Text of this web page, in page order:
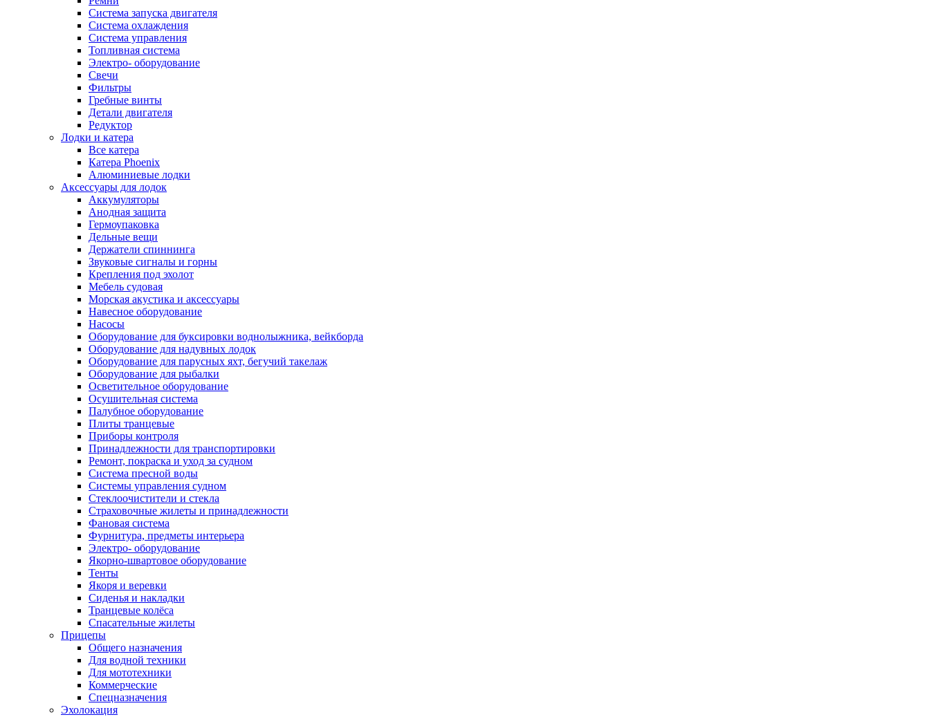
Система запуска двигателя
Система охлаждения
Система управления
Топливная система
Электро- оборудование
Свечи
Фильтры
Гребные винты
Детали двигателя
Редуктор
Лодки и катера
Все катера
Катера Phoenix
Алюминиевые лодки
Аксессуары для лодок
Аккумуляторы
Анодная защита
Гермоупаковка
Дельные вещи
Держатели спиннинга
Звуковые сигналы и горны
Крепления под эхолот
Мебель судовая
Морская акустика и аксессуары
Навесное оборудование
Насосы
Оборудование для буксировки воднолыжника, вейкборда
Оборудование для надувных лодок
Оборудование для парусных яхт, бегучий такелаж
Оборудование для рыбалки
Осветительное оборудование
Осушительная система
Палубное оборудование
Плиты транцевые
Приборы контроля
Принадлежности для транспортировки
Ремонт, покраска и уход за судном
Система пресной воды
Системы управления судном
Стеклоочистители и стекла
Страховочные жилеты и принадлежности
Фановая система
Фурнитура, предметы интерьера
Электро- оборудование
Якорно-швартовое оборудование
Тенты
Якоря и веревки
Сиденья и накладки
Транцевые колёса
Спасательные жилеты
Прицепы
Общего назначения
Для водной техники
Для мототехники
Коммерческие
Спецназначения
Эхолокация